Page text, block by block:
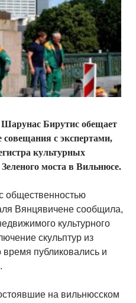
Бирутис обещает
совещания с экспертами,
культурных
моста в Вильнюсе.
общественностью
Вянцявичене сообщила,
культурного
скульптур из
время публиковались и
на вильнюсском